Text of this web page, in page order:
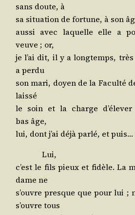
sans doute, à
sa situa­tion de for­tune, à son
aus­si avec laquelle elle a
veuve ; or,
je l’ai dit, il y a long­temps, très
a perdu
son mari, doyen de la Facul­té
laissé
le soin et la charge
bas âge,
lui, dont j’ai déjà par­lé, et puis…
Lui,
c’est le fils pieux et fidèle. La
dame ne
s’ouvre presque que pour lui ;
s’ouvre tous